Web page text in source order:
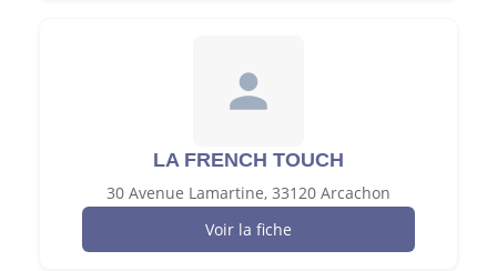
LA FRENCH TOUCH
30 Avenue Lamartine, 33120 Arcachon
Voir la fiche